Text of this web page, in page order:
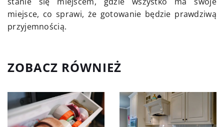
miejsce, co sprawi, że gotowanie będzie prawdziwą
przyjemnością.
ZOBACZ RÓWNIEŻ